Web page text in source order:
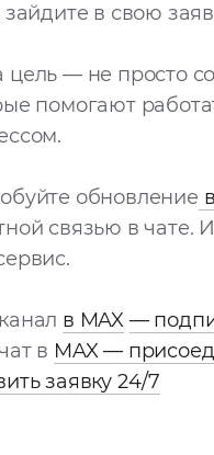
зайдите в свою
— не просто
помогают
обновление
связью в
в MAX —
в MAX —
заявку 24/7